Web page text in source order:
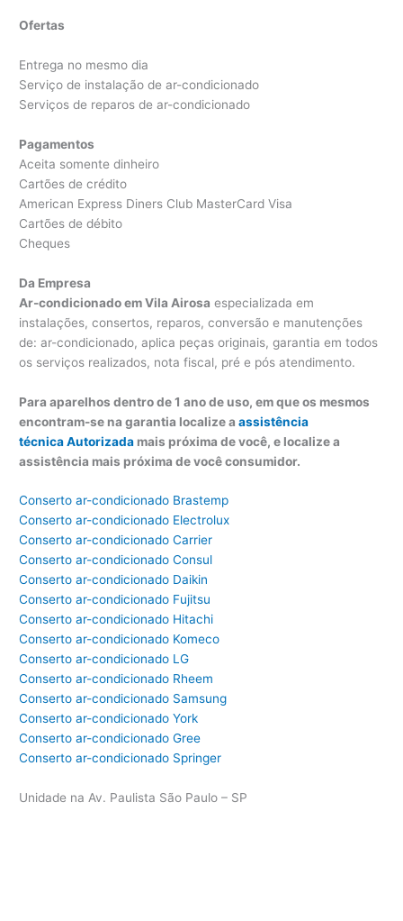
Ofertas
Entrega no mesmo dia
Serviço de instalação de ar-condicionado
Serviços de reparos de ar-condicionado
Pagamentos
Aceita somente dinheiro
Cartões de crédito
American Express Diners Club MasterCard Visa
Cartões de débito
Cheques
Da Empresa
Ar-condicionado em Vila Airosa especializada em
instalações, consertos, reparos, conversão e manutenções
de: ar-condicionado, aplica peças originais, garantia em todos
os serviços realizados, nota fiscal, pré e pós atendimento.
Para aparelhos dentro de 1 ano de uso, em que os mesmos
encontram-se na garantia localize aassistência
técnica Autorizada mais próxima de você, e localize a
assistência mais próxima de você consumidor.
Conserto ar-condicionado Brastemp
Conserto ar-condicionado Electrolux
Conserto ar-condicionado Carrier
Conserto ar-condicionado Consul
Conserto ar-condicionado Daikin
Conserto ar-condicionado Fujitsu
Conserto ar-condicionado Hitachi
Conserto ar-condicionado Komeco
Conserto ar-condicionado LG
Conserto ar-condicionado Rheem
Conserto ar-condicionado Samsung
Conserto ar-condicionado York
Conserto ar-condicionado Gree
Conserto ar-condicionado Springer
Unidade na Av. Paulista São Paulo – SP